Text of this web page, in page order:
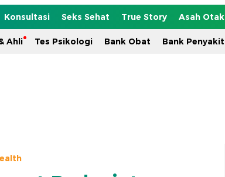
Konsultasi Seks Sehat True Story Asah Otak
Ahli Tes Psikologi Bank Obat Bank Penyakit